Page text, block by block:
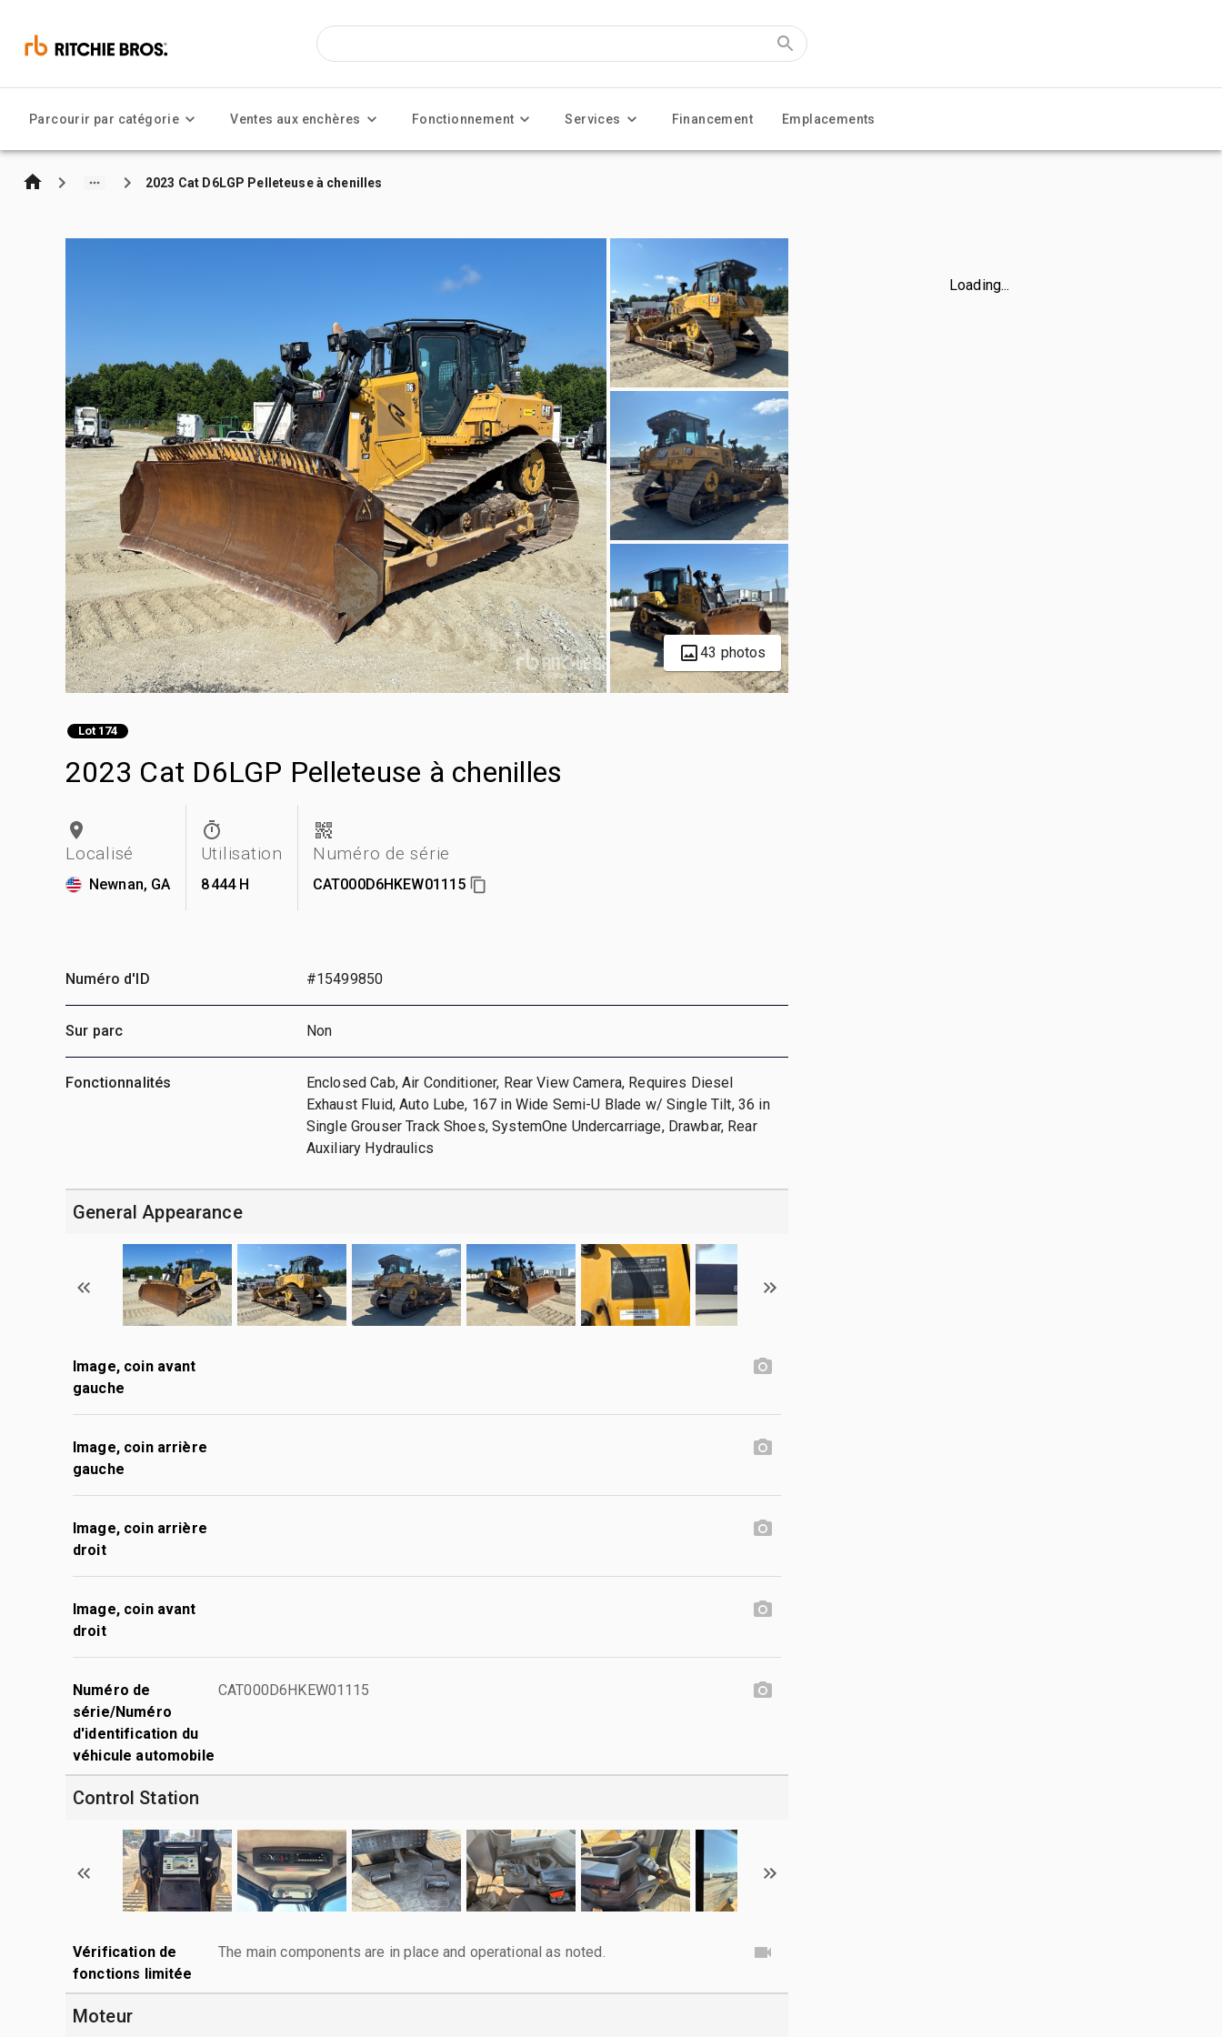
Parcourir par catégorie Ventes aux enchères Fonctionnement Services Financement Emplacements
2023 Cat D6LGP Pelleteuse à chenilles
43 photos
Lot 174
2023 Cat D6LGP Pelleteuse à chenilles
Localisé
Newnan, GA
Utilisation
8 444 H
Numéro de série
CAT000D6HKEW01115
Loading...
Numéro d'ID #15499850
Sur parc Non
Fonctionnalités
Enclosed Cab, Air Conditioner, Rear View Camera, Requires Diesel
Exhaust Fluid, Auto Lube, 167 in Wide Semi-U Blade w/ Single Tilt, 36 in
Single Grouser Track Shoes, SystemOne Undercarriage, Drawbar, Rear
Auxiliary Hydraulics
General Appearance
Image, coin avant
gauche
Image, coin arrière
gauche
Image, coin arrière
droit
Image, coin avant
droit
Numéro de
série/Numéro
d'identification du
véhicule automobile
CAT000D6HKEW01115
Control Station
Vérification de
fonctions limitée
The main components are in place and operational as noted.
Moteur